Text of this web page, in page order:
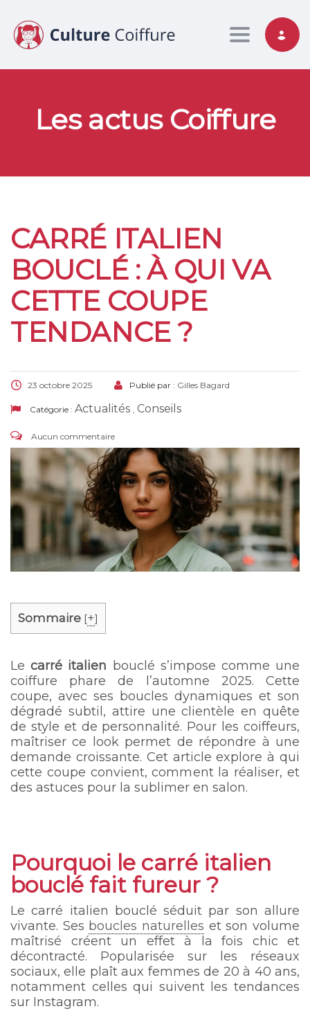
Toggle
Les actus Coiffure
CARRÉ ITALIEN
BOUCLÉ : À QUI VA
CETTE COUPE
TENDANCE ?
23 octobre 2025 Publié par : Gilles Bagard
Catégorie : Actualités , Conseils
Aucun commentaire
Sommaire [+]
Lecarré italien bouclé s’impose comme une
coiffure phare de l’automne 2025. Cette
coupe, avec ses boucles dynamiques et son
dégradé subtil, attire une clientèle en quête
de style et de personnalité. Pour les coiffeurs,
maîtriser ce look permet de répondre à une
demande croissante. Cet article explore à qui
cette coupe convient, comment la réaliser, et
des astuces pour la sublimer en salon.
Pourquoi le carré italien
bouclé fait fureur ?
Le carré italien bouclé séduit par son allure
vivante. Ses boucles naturelles et son volume
maîtrisé créent un effet à la fois chic et
décontracté. Popularisée sur les réseaux
sociaux, elle plaît aux femmes de 20 à 40 ans,
notamment celles qui suivent les tendances
sur Instagram.